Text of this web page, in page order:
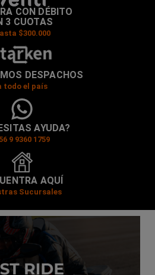
CON DÉBITO
3 CUOTAS
$300.000
DESPACHOS
todo el país
AYUDA?
9 9360 1759
AQUÍ
Sucursales